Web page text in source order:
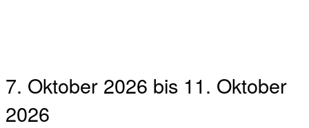
7. Oktober 2026 bis 11. Oktober
2026